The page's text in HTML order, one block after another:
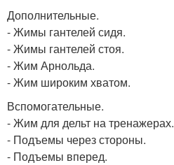
Дополнительные.
- Жимы гантелей сидя.
- Жимы гантелей стоя.
- Жим Арнольда.
- Жим широким хватом.
Вспомогательные.
- Жим для дельт на тренажерах.
- Подъемы через стороны.
- Подъемы вперед.